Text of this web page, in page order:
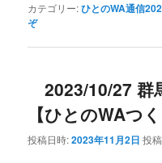
カテゴリー:ひとのWA通信
ぞ
2023/10/27 群
【ひとのWAつ
投稿日時:2023年11月2日 投